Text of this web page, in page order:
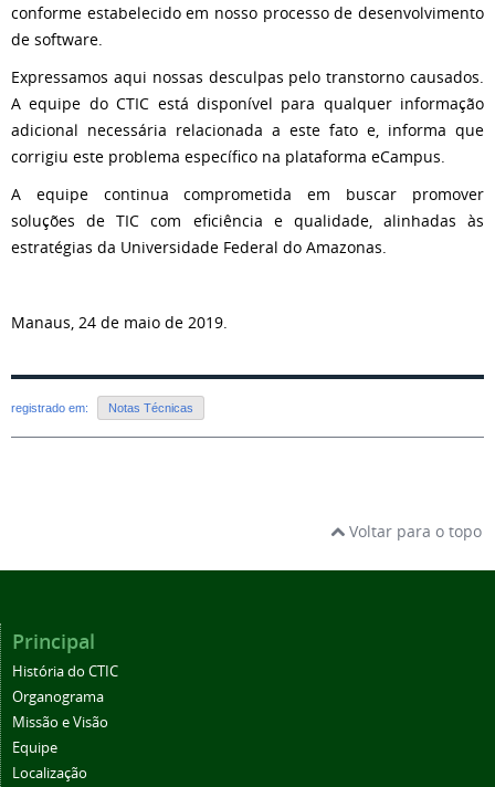
conforme estabelecido em nosso processo de desenvolvimento
de software.
Expressamos aqui nossas desculpas pelo transtorno causados.
A equipe do CTIC está disponível para qualquer informação
adicional necessária relacionada a este fato e, informa que
corrigiu este problema específico na plataforma eCampus.
A equipe continua comprometida em buscar promover
soluções de TIC com eficiência e qualidade, alinhadas às
estratégias da Universidade Federal do Amazonas.
Manaus, 24 de maio de 2019.
registrado em: Notas Técnicas
Voltar para o topo
Principal
História do CTIC
Organograma
Missão e Visão
Equipe
Localização